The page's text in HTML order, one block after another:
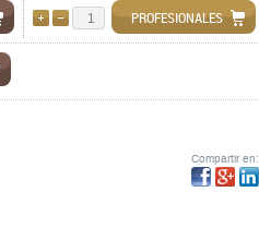
AÑADIRQUITAR
PROFESIONALES
Compartir en: